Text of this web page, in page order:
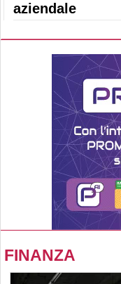
aziendale
FINANZA